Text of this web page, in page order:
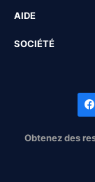
AIDE
SOCIÉTÉ
Obtenez des